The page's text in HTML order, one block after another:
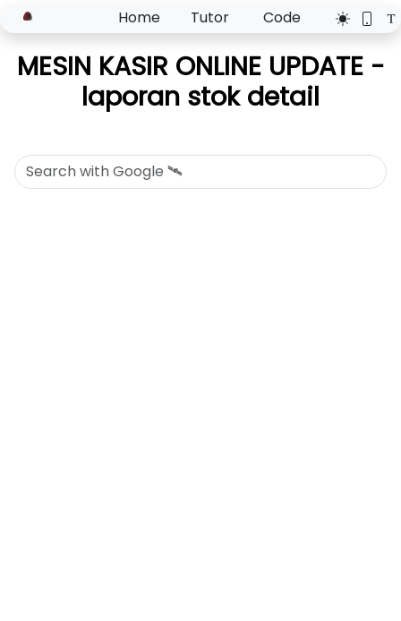
Home Tutor Code
MESIN KASIR ONLINE UPDATE -
laporan stok detail